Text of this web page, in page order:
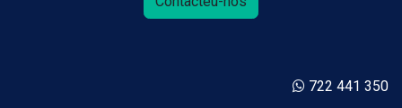
722 441 350